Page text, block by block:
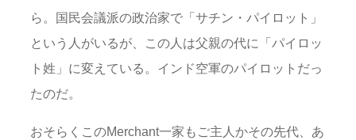
ら。国民会議派の政治家で「サチン・パイロット」
という人がいるが、この人は父親の代に「パイロッ
ト姓」に変えている。インド空軍のパイロットだっ
たのだ。
おそらくこのMerchant一家もご主人かその先代、あ